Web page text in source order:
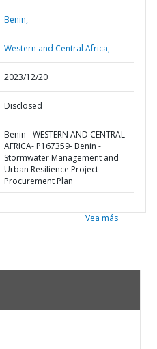
Benin,
Western and Central Africa,
2023/12/20
Disclosed
Benin - WESTERN AND CENTRAL
AFRICA- P167359- Benin -
Stormwater Management and
Urban Resilience Project -
Procurement Plan
Vea más